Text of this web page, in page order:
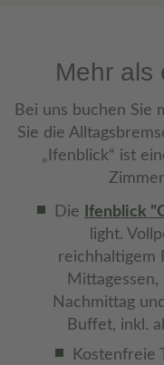
Mehr als
Bei uns buchen Sie
Sie die
„Ifenblick“ ist
Die Ifenblick
light.
reichhaltigem
Nachmittag
Buffet, inkl.
Kostenfreie